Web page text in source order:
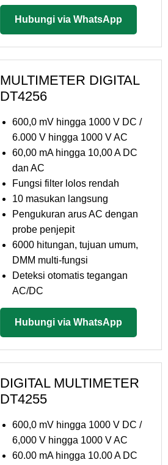
Hubungi via WhatsApp
MULTIMETER DIGITAL
DT4256
600,0 mV hingga 1000 V DC /
6.000 V hingga 1000 V AC
60,00 mA hingga 10,00 A DC
dan AC
Fungsi filter lolos rendah
10 masukan langsung
Pengukuran arus AC dengan
probe penjepit
6000 hitungan, tujuan umum,
DMM multi-fungsi
Deteksi otomatis tegangan
AC/DC
Hubungi via WhatsApp
DIGITAL MULTIMETER
DT4255
600,0 mV hingga 1000 V DC /
6,000 V hingga 1000 V AC
60.00 mA hingga 10.00 A DC